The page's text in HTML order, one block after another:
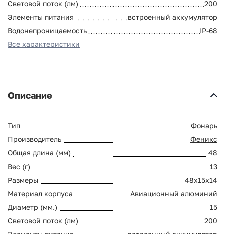
Световой поток (лм)
200
Элементы питания
встроенный аккумулятор
Водонепроницаемость
IP-68
Все характеристики
Описание
Тип
Фонарь
Производитель
Феникс
Общая длина (мм)
48
Вес (г)
13
Размеры
48х15х14
Материал корпуса
Авиационный алюминий
Диаметр (мм.)
15
Световой поток (лм)
200